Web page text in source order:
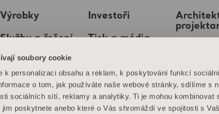
soubory cookie
k personalizaci obsahu a reklam, k poskytování funkcí
o tom, jak používáte naše webové stránky, sdílíme s
sociálních sítí, reklamy a analytiky. Ti je mohou kombinovat
poskytnete anebo které o Vás shromáždí ve spojitosti s
Výrobky
Služby a řešení
Znalosti
O nás
Kontaktujte nás
Investoři
Tisk a média